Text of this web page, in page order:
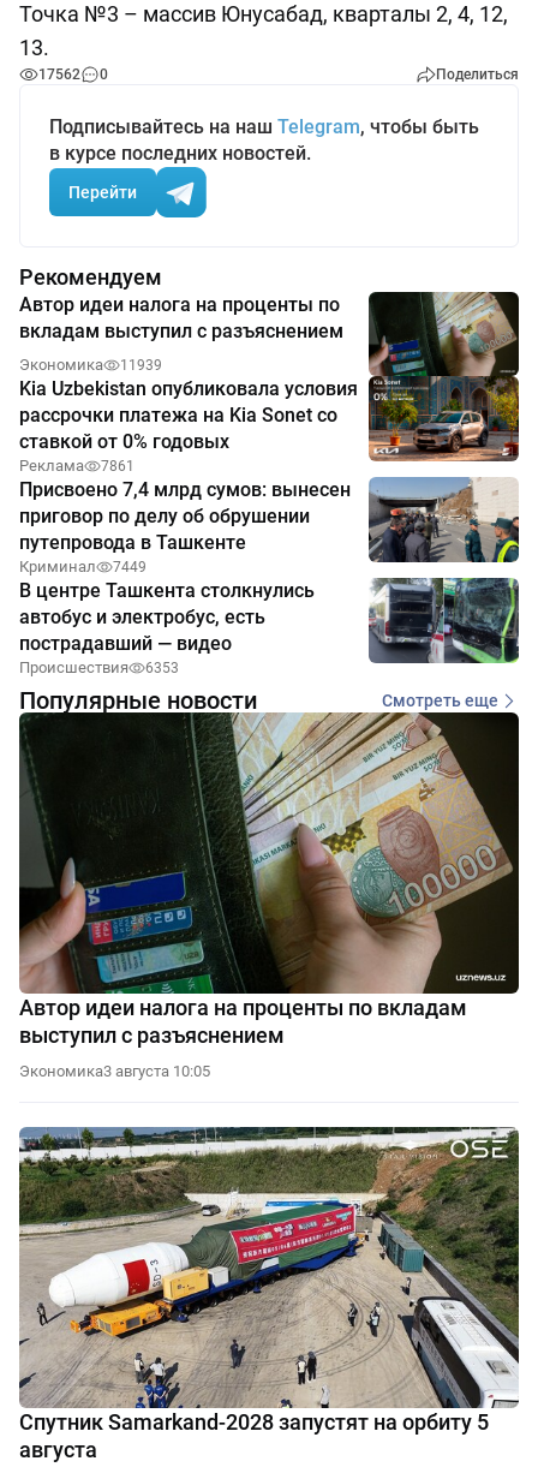
Точка №3 – массив Юнусабад, кварталы 2, 4, 12,
13.
17562 0 Поделиться
Подписывайтесь на наш Telegram, чтобы быть
в курсе последних новостей.
Перейти
Рекомендуем
Автор идеи налога на проценты по
вкладам выступил с разъяснением
Экономика 11939
Kia Uzbekistan опубликовала условия
рассрочки платежа на Kia Sonet со
ставкой от 0% годовых
Реклама 7861
Присвоено 7,4 млрд сумов: вынесен
приговор по делу об обрушении
путепровода в Ташкенте
Криминал 7449
В центре Ташкента столкнулись
автобус и электробус, есть
пострадавший — видео
Происшествия 6353
Популярные новости Смотреть еще
Автор идеи налога на проценты по вкладам
выступил с разъяснением
Экономика3 августа 10:05
Спутник Samarkand-2028 запустят на орбиту 5
августа